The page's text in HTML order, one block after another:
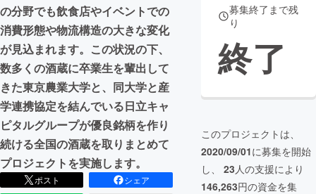
の分野でも飲食店やイベントでの
消費形態や物流構造の大きな変化
が見込まれます。この状況の下、
数多くの酒蔵に卒業生を輩出して
きた東京農業大学と、同大学と産
学連携協定を結んでいる日立キャ
ピタルグループが優良銘柄を作り
続ける全国の酒蔵を取りまとめて
プロジェクトを実施します。
ポスト
シェア
募集終了まで残
り
終了
このプロジェクトは、
2020/09/01に募集を開始
し、 23人の支援により
146,263円の資金を集